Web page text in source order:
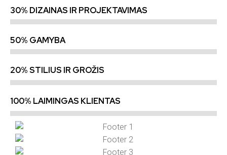
30% DIZAINAS IR PROJEKTAVIMAS
50% GAMYBA
20% STILIUS IR GROŽIS
100% LAIMINGAS KLIENTAS